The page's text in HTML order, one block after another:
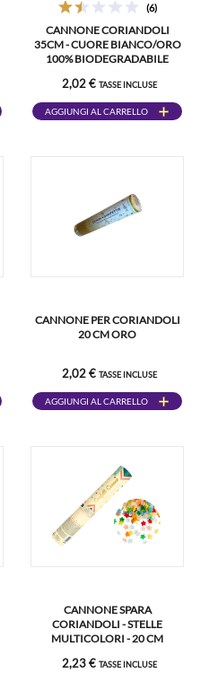
(6)
CANNONE CORIANDOLI
35CM - CUORE BIANCO/ORO
100% BIODEGRADABILE
2,02 € TASSE INCLUSE
AGGIUNGI AL CARRELLO
CANNONE PER CORIANDOLI
20 CM ORO
2,02 € TASSE INCLUSE
AGGIUNGI AL CARRELLO
CANNONE SPARA
CORIANDOLI - STELLE
MULTICOLORI - 20 CM
2,23 € TASSE INCLUSE